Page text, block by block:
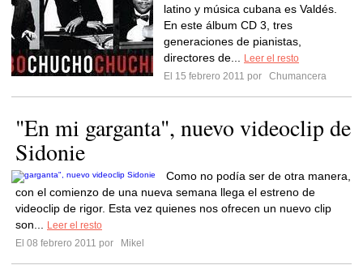
latino y música cubana es Valdés.
En este álbum CD 3, tres
generaciones de pianistas,
directores de...
Leer el resto
El 15 febrero 2011 por
Chumancera
"En mi garganta", nuevo videoclip de
Sidonie
Como no podía ser de otra manera,
con el comienzo de una nueva semana llega el estreno de
videoclip de rigor. Esta vez quienes nos ofrecen un nuevo clip
son...
Leer el resto
El 08 febrero 2011 por
Mikel